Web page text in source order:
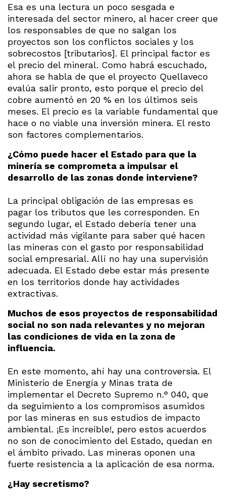
Esa es una lectura un poco sesgada e
interesada del sector minero, al hacer creer que
los responsables de que no salgan los
proyectos son los conflictos sociales y los
sobrecostos [tributarios]. El principal factor es
el precio del mineral. Como habrá escuchado,
ahora se habla de que el proyecto Quellaveco
evalúa salir pronto, esto porque el precio del
cobre aumentó en 20 % en los últimos seis
meses. El precio es la variable fundamental que
hace o no viable una inversión minera. El resto
son factores complementarios.
¿Cómo puede hacer el Estado para que la
minería se comprometa a impulsar el
desarrollo de las zonas donde interviene?
La principal obligación de las empresas es
pagar los tributos que les corresponden. En
segundo lugar, el Estado debería tener una
actividad más vigilante para saber qué hacen
las mineras con el gasto por responsabilidad
social empresarial. Allí no hay una supervisión
adecuada. El Estado debe estar más presente
en los territorios donde hay actividades
extractivas.
Muchos de esos proyectos de responsabilidad
social no son nada relevantes y no mejoran
las condiciones de vida en la zona de
influencia.
En este momento, ahí hay una controversia. El
Ministerio de Energía y Minas trata de
implementar el Decreto Supremo n.° 040, que
da seguimiento a los compromisos asumidos
por las mineras en sus estudios de impacto
ambiental. ¡Es increíble!, pero estos acuerdos
no son de conocimiento del Estado, quedan en
el ámbito privado. Las mineras oponen una
fuerte resistencia a la aplicación de esa norma.
¿Hay secretismo?